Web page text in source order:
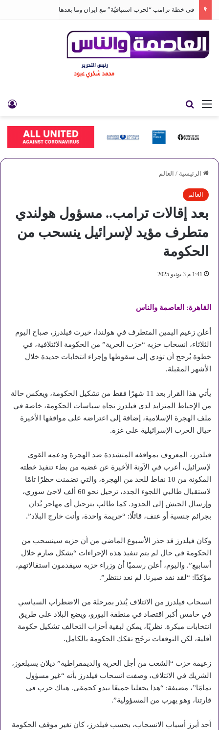
في خطة ترامب “لحرب استباقيّة” مع ايران وما بعدها
القائمة
الرئيسية / العالم
العالم
بعد إقالات ترامب.. مسؤول هولندي
متطرف مؤيد لإسرائيل ينسحب من
الحكومة
1:41 م 3 يونيو 2025
القاهرة: العاصمة والناس
أعلن زعيم اليمين المتطرف في هولندا، خيرت فيلدرز، صباح اليوم
الثلاثاء، انسحاب حزبه “حزب الحرية” من الحكومة الائتلافية، في
خطوة يُرجح أن تؤدي إلى سقوطها وإجراء انتخابات جديدة خلال
الأشهر المقبلة.
يأتي هذا القرار بعد 11 شهرًا فقط من تشكيل الحكومة، ويعكس حالة
من الإحباط المتزايد لدى فيلدرز تجاه سياسات الحكومة، خاصة في
ملف الهجرة الإسلامية، إضافة إلى اعتراضه على مواقفها الأخيرة
حيال الحرب الإسرائيلية على غزة.
فيلدرز، المعروف بمواقفه المتشددة ضد الهجرة ودعمه القوي
لإسرائيل، أعرب في الآونة الأخيرة عن غضبه من بطء تنفيذ خطته
المكونة من 10 نقاط للحد من الهجرة، والتي تضمنت حظرًا تامًا
لاستقبال طالبي اللجوء الجدد، ترحيل نحو 60 ألف لاجئ سوري،
وإرسال الجيش إلى الحدود. كما طالب بترحيل أي مهاجر يُدان
بجرائم جنسية أو عنف، قائلًا: “جريمة واحدة، وأنت خارج البلاد”.
وكان فيلدرز قد حذر الأسبوع الماضي من أن حزبه سينسحب من
الحكومة في حال لم يتم تنفيذ هذه الإجراءات “بشكل صارم خلال
أسابيع”. واليوم، أعلن رسميًا أن وزراء حزبه سيقدمون استقالاتهم،
مؤكدًا: “لقد نفد صبرنا. لم نعد ننتظر”.
انسحاب فيلدرز من الائتلاف يُنذر بمرحلة من الاضطراب السياسي
في خامس أكبر اقتصاد في منطقة اليورو، ويضع البلاد على طريق
انتخابات مبكرة. نظريًا، يمكن لبقية أحزاب التحالف تشكيل حكومة
أقلية، لكن التوقعات ترجّح تفكك الحكومة بالكامل.
زعيمة حزب “الشعب من أجل الحرية والديمقراطية” ديلان يسيلغوز،
الشريك في الائتلاف، وصفت انسحاب فيلدرز بأنه “غير مسؤول
تمامًا”، مضيفة: “هذا يجعلنا جميعًا نبدو كحمقى. هناك حرب في
قارتنا، وهو يهرب من المسؤولية”.
أحد أبرز أسباب الانسحاب، بحسب فيلدرز، كان تغير موقف الحكومة